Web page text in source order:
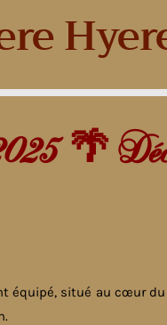
🌴
équipé, situé au cœur du